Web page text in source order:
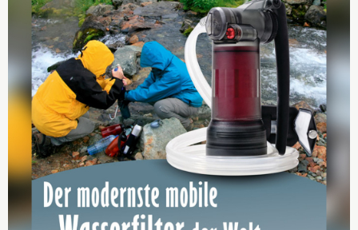
Channel description
www.kla.tv
Die anderen Nachrichten ...
Klagemauer TV entlarvt Verderben bringende Medienlügen und
Lügenmedien!
Die Lüge der Hauptmedien beginnt bei der Vortäuschung ihrer
Vielfalt, obgleich sie sich doch bald weltweit in nur noch einer
Hand befinden. Durch konsequente Unterdrückung von
Gegenstimmen erhalten sie brandgefährliche Lügen aufrecht.
Doch immer mehr Leute durchschauen den Schwindel und